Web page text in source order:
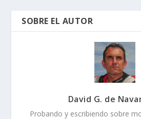
SOBRE EL AUTOR
David G. de
Probando y escribiendo sobre